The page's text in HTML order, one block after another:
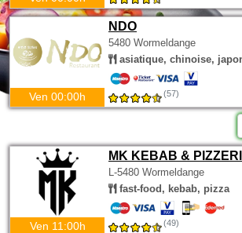
NDO
5480 Wormeldange
asiatique, chinoise,
Ven 00:00h (57)
MK KEBAB &
L-5480 Wormeldange
fast-food, kebab, pizza
Ven 11:00h (49)